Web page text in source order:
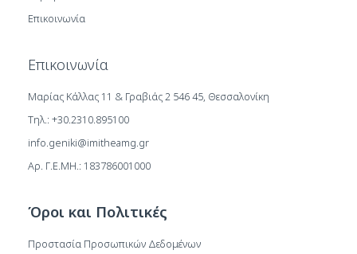
Επικοινωνία
Επικοινωνία
Μαρίας Κάλλας 11 & Γραβιάς 2 546 45, Θεσσαλονίκη
Τηλ.: +30.2310.895100
info.geniki@imitheamg.gr
Αρ. Γ.Ε.ΜΗ.: 183786001000
Όροι και Πολιτικές
Προστασία Προσωπικών Δεδομένων